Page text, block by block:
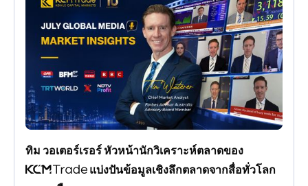
แบ่งปันข้อมูลเชิงลึกตลาดจากสื่อทั่วโลก